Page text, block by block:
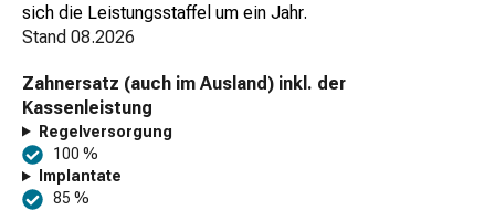
sich die Leistungsstaffel um ein Jahr.
Stand 08.2026
Zahnersatz (auch im Ausland) inkl. der
Kassenleistung
Regelversorgung
100 %
Implantate
85 %